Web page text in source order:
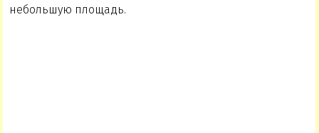
небольшую площадь.